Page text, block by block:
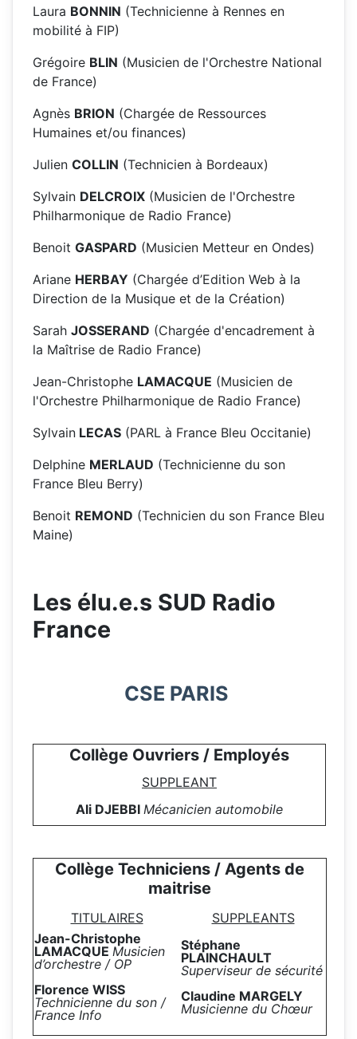
Laura BONNIN (Technicienne à Rennes en
mobilité à FIP)
Grégoire BLIN (Musicien de l'Orchestre National
de France)
Agnès BRION (Chargée de Ressources
Humaines et/ou finances)
Julien COLLIN (Technicien à Bordeaux)
Sylvain DELCROIX (Musicien de l'Orchestre
Philharmonique de Radio France)
Benoit GASPARD (Musicien Metteur en Ondes)
Ariane HERBAY (Chargée d’Edition Web à la
Direction de la Musique et de la Création)
Sarah JOSSERAND (Chargée d'encadrement à
la Maîtrise de Radio France)
Jean-Christophe LAMACQUE (Musicien de
l'Orchestre Philharmonique de Radio France)
Sylvain LECAS (PARL à France Bleu Occitanie)
Delphine MERLAUD (Technicienne du son
France Bleu Berry)
Benoit REMOND (Technicien du son France Bleu
Maine)
Les élu.e.s SUD Radio
France
CSE PARIS
Collège Ouvriers / Employés
SUPPLEANT
Ali DJEBBI Mécanicien automobile
Collège Techniciens / Agents de
maitrise
TITULAIRES
SUPPLEANTS
Jean-Christophe
LAMACQUE Musicien
d’orchestre / OP
Florence WISS
Technicienne du son /
France Info
Stéphane
PLAINCHAULT
Superviseur de sécurité
Claudine MARGELY
Musicienne du Chœur